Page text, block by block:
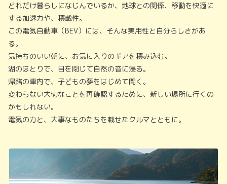
どれだけ暮らしになじんでいるか、地球との関係、移動を快適に
する加速力や、積載性。
この電気自動車（BEV）には、そんな実用性と自分らしさがあ
る。
気持ちのいい朝に、お気に入りのギアを積み込む。
湖のほとりで、目を閉じて自然の音に浸る。
帰路の車内で、子どもの夢をはじめて聞く。
変わらない大切なことを再確認するために、新しい場所に行くの
かもしれない。
電気の力と、大事なものたちを載せたクルマとともに。